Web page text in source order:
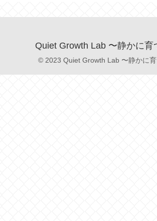
Quiet Growth Lab 〜静かに育
© 2023 Quiet Growth Lab 〜静かに育